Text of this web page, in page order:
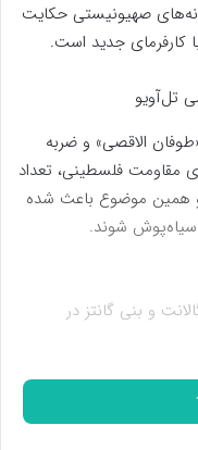
صهیونیستی حکایت
کارفرمای جدید است.
الاقصی» و ضربه
مقاومت فلسطینی، تعداد
همین موضوع باعث شده
سیاه‌پوش شوند.
و بنی گانتز در